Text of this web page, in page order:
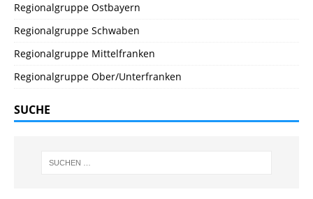
Regionalgruppe Ostbayern
Regionalgruppe Schwaben
Regionalgruppe Mittelfranken
Regionalgruppe Ober/Unterfranken
SUCHE